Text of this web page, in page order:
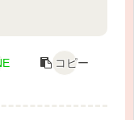
コピー